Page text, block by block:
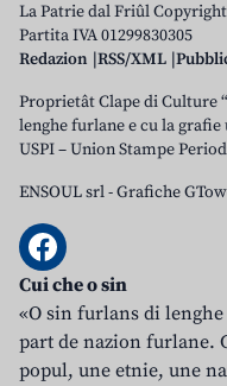
La Patrie dal Friûl
Partita IVA 01299830305
Redazion RSS/XML
Proprietât Clape di Culture
lenghe furlane e cu la grafie
USPI – Union Stampe
ENSOUL srl-Grafiche
Cui che o sin
«O sin furlans di
part de nazion furlane.
popul, une etnie, une